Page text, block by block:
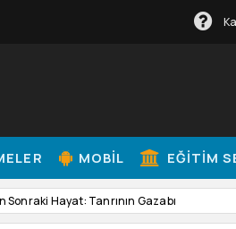
MOBIL EĞITIM
Sonraki Hayat: Tanrının Gazabı